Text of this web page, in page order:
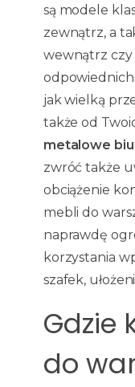
są modele
zewnątrz, a
wewnątrz
jak wielką
także od
metalowe
zwróć także
obciążenie
mebli do
naprawdę
korzystania
szafek,
Gdzie
do